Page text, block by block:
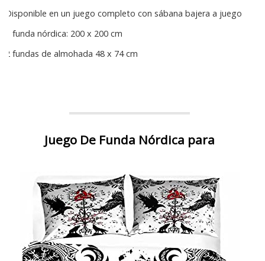
Disponible en un juego completo con sábana bajera a juego
1 funda nórdica: 200 x 200 cm
2 fundas de almohada 48 x 74 cm
Juego De Funda Nórdica para